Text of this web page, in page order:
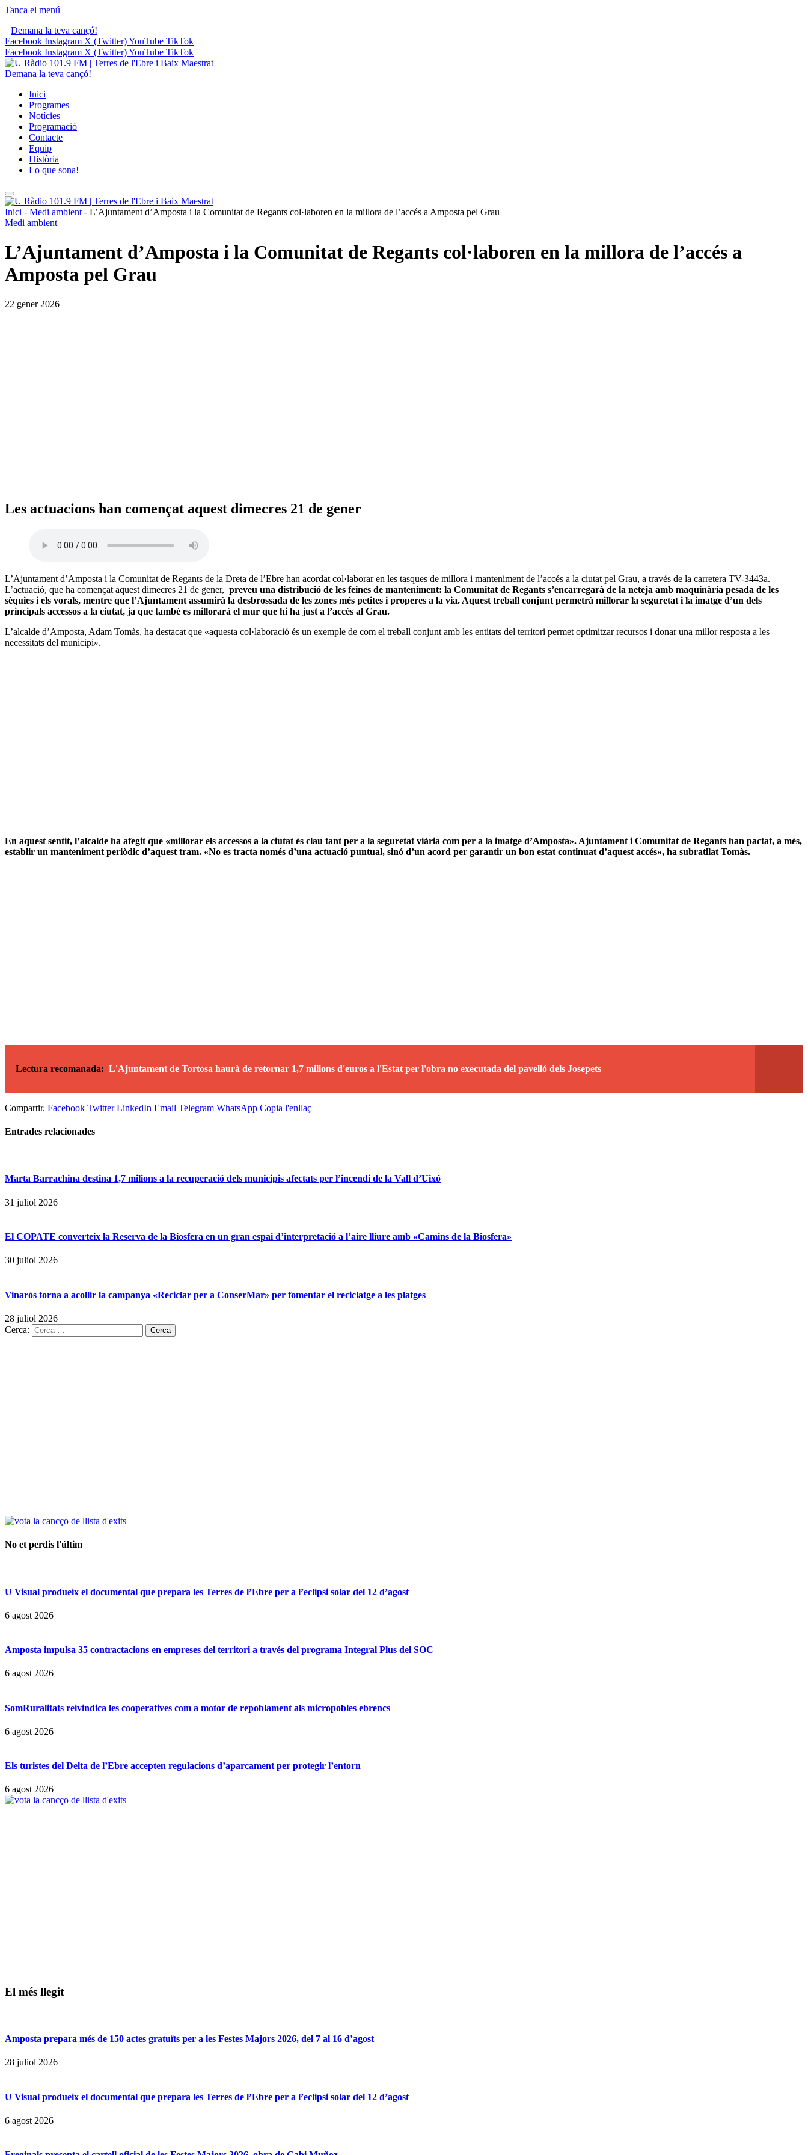
Tanca el menú
Demana la teva cançó!
Facebook Instagram X (Twitter)YouTube TikTok
Facebook Instagram X (Twitter)YouTube TikTok
Demana la teva cançó!
Inici
Programes
Notícies
Programació
Contacte
Equip
Història
Lo que sona!
Inici - Medi ambient - L’Ajuntament d’Amposta i la Comunitat de Regants col·laboren en la millora de l’accés a Amposta pel Grau
Medi ambient
L’Ajuntament d’Amposta i la Comunitat de Regants col·laboren en la millora de l’accés a
Amposta pel Grau
22 gener 2026
Les actuacions han començat aquest dimecres 21 de gener
L’Ajuntament d’Amposta i la Comunitat de Regants de la Dreta de l’Ebre han acordat col·laborar en les tasques de millora i manteniment de l’accés a la ciutat pel Grau, a través de la carretera TV-3443a.
L’actuació, que ha començat aquest dimecres 21 de gener, preveu una distribució de les feines de manteniment: la Comunitat de Regants s’encarregarà de la neteja amb maquinària pesada de les
sèquies i els vorals, mentre que l’Ajuntament assumirà la desbrossada de les zones més petites i properes a la via. Aquest treball conjunt permetrà millorar la seguretat i la imatge d’un dels
principals accessos a la ciutat, ja que també es millorarà el mur que hi ha just a l’accés al Grau.
L’alcalde d’Amposta, Adam Tomàs, ha destacat que «aquesta col·laboració és un exemple de com el treball conjunt amb les entitats del territori permet optimitzar recursos i donar una millor resposta a les
necessitats del municipi».
En aquest sentit, l’alcalde ha afegit que «millorar els accessos a la ciutat és clau tant per a la seguretat viària com per a la imatge d’Amposta». Ajuntament i Comunitat de Regants han pactat, a més,
establir un manteniment periòdic d’aquest tram. «No es tracta només d’una actuació puntual, sinó d’un acord per garantir un bon estat continuat d’aquest accés», ha subratllat Tomàs.
Lectura recomanada: L'Ajuntament de Tortosa haurà de retornar 1,7 milions d'euros a l'Estat per l'obra no executada del pavelló dels Josepets
Compartir. Facebook Twitter LinkedIn Email Telegram WhatsApp Copia l'enllaç
Entrades relacionades
Marta Barrachina destina 1,7 milions a la recuperació dels municipis afectats per l’incendi de la Vall d’Uixó
31 juliol 2026
El COPATE converteix la Reserva de la Biosfera en un gran espai d’interpretació a l’aire lliure amb «Camins de la Biosfera»
30 juliol 2026
Vinaròs torna a acollir la campanya «Reciclar per a ConserMar» per fomentar el reciclatge a les platges
28 juliol 2026
Cerca:
No et perdis l'últim
U Visual produeix el documental que prepara les Terres de l’Ebre per a l’eclipsi solar del 12 d’agost
6 agost 2026
Amposta impulsa 35 contractacions en empreses del territori a través del programa Integral Plus del SOC
6 agost 2026
SomRuralitats reivindica les cooperatives com a motor de repoblament als micropobles ebrencs
6 agost 2026
Els turistes del Delta de l’Ebre accepten regulacions d’aparcament per protegir l’entorn
6 agost 2026
El més llegit
Amposta prepara més de 150 actes gratuïts per a les Festes Majors 2026, del 7 al 16 d’agost
28 juliol 2026
U Visual produeix el documental que prepara les Terres de l’Ebre per a l’eclipsi solar del 12 d’agost
6 agost 2026